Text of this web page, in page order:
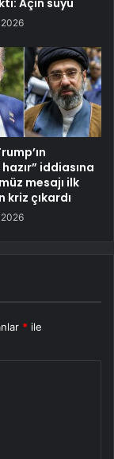
Açın suyu
iddiasına
mesajı ilk
çıkardı
* ile